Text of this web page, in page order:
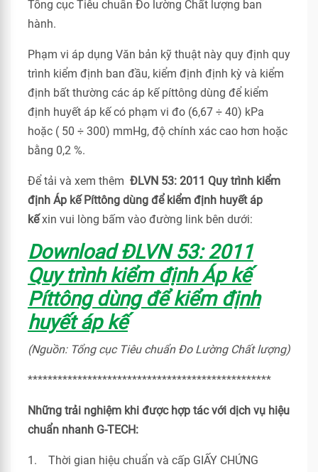
Tổng cục Tiêu chuẩn Đo lường Chất lượng ban
hành.
Phạm vi áp dụng Văn bản kỹ thuật này quy định quy
trình kiểm định ban đầu, kiểm định định kỳ và kiểm
định bất thường các áp kế píttông dùng để kiểm
định huyết áp kế có phạm vi đo (6,67 ÷ 40) kPa
hoặc ( 50 ÷ 300) mmHg, độ chính xác cao hơn hoặc
bằng 0,2 %.
Để tải và xem thêm ĐLVN 53: 2011 Quy trình kiểm
định Áp kế Píttông dùng để kiểm định huyết áp
kếxin vui lòng bấm vào đường link bên dưới:
Download ĐLVN 53: 2011
Quy trình kiểm định Áp kế
Píttông dùng để kiểm định
huyết áp kế
(Nguồn: Tổng cục Tiêu chuẩn Đo Lường Chất lượng)
*************************************************
Những trải nghiệm khi được hợp tác với dịch vụ hiệu
chuẩn nhanh G-TECH:
1. Thời gian hiệu chuẩn và cấp GIẤY CHỨNG